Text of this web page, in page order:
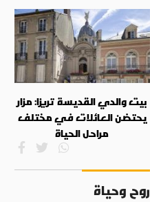
بيت والدي القديسة تريزا: مزار
يحتضن العائلات في مختلف
مراحل الحياة
روح وحياة